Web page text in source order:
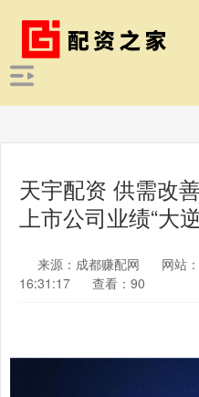
天宇配资 供需改
上市公司业绩“大
来源：成都赚配网 网站
16:31:17
查看：90